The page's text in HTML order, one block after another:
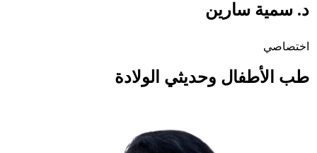
د. سمية سارين
اختصاصي
طب الأطفال وحديثي الولادة